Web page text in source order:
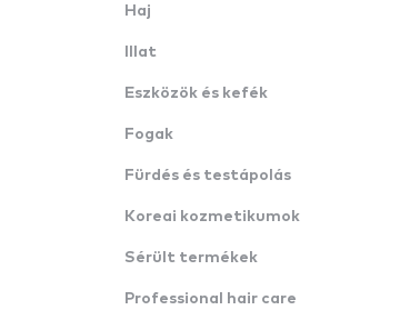
Haj
Illat
Eszközök és kefék
Fogak
Fürdés és testápolás
Koreai kozmetikumok
Sérült termékek
Professional hair care